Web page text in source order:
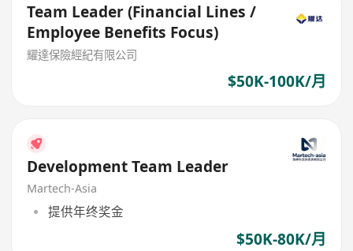
Team Leader (Financial Lines /
Employee Benefits Focus)
耀達保險經紀有限公司
$50K-100K/月
Development Team Leader
Martech-Asia
提供年终奖金
$50K-80K/月